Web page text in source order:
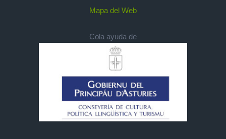
Mapa del Web
Cola ayuda de